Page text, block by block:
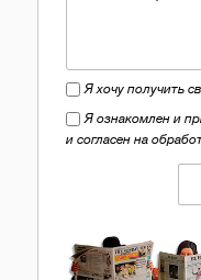
Я хочу получить
Я ознакомлен и
и согласен на